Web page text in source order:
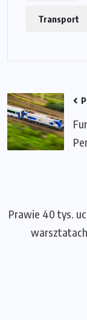
Transport
Prawie 40 tys.